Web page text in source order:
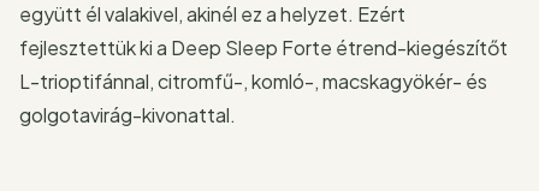
együtt él valakivel, akinél ez a helyzet. Ezért
fejlesztettük ki a Deep Sleep Forte étrend-kiegészítőt
L-trioptifánnal, citromfű-, komló-, macskagyökér- és
golgotavirág-kivonattal.